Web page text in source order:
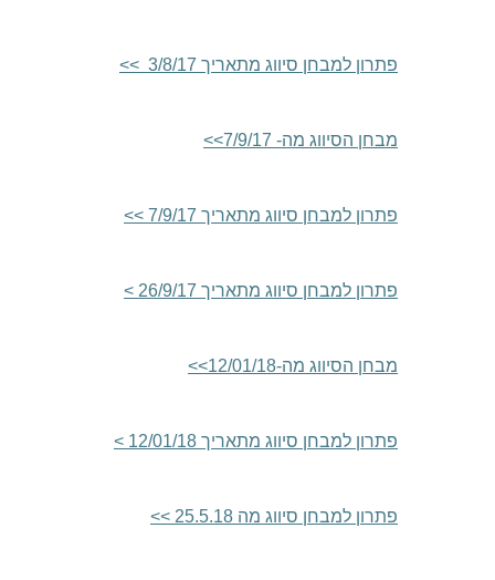
פתרון למבחן סיווג מתאריך 3/8/17 >>
מבחן הסיווג מה- 7/9/17 >>
פתרון למבחן סיווג מתאריך 7/9/17 >>
פתרון למבחן סיווג מתאריך 26/9/17 >
מבחן הסיווג מה-12/01/18 >>
פתרון למבחן סיווג מתאריך 12/01/18 >
פתרון למבחן סיווג מה 25.5.18 >>